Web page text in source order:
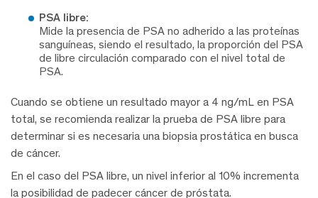
PSA libre:
Mide la presencia de PSA no adherido a las proteínas
sanguíneas, siendo el resultado, la proporción del PSA
de libre circulación comparado con el nivel total de
PSA.
Cuando se obtiene un resultado mayor a 4 ng/mL en PSA
total, se recomienda realizar la prueba de PSA libre para
determinar si es necesaria una biopsia prostática en busca
de cáncer.
En el caso del PSA libre, un nivel inferior al 10% incrementa
la posibilidad de padecer cáncer de próstata.